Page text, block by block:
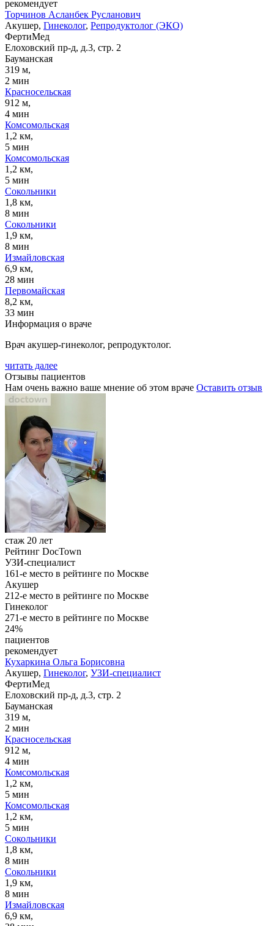
рекомендует
Торчинов Асланбек Русланович
Акушер, Гинеколог, Репродуктолог (ЭКО)
ФертиМед
Елоховский пр-д, д.3, стр. 2
Бауманская
319 м,
2 мин
Красносельская
912 м,
4 мин
Комсомольская
1,2 км,
5 мин
Комсомольская
1,2 км,
5 мин
Сокольники
1,8 км,
8 мин
Сокольники
1,9 км,
8 мин
Измайловская
6,9 км,
28 мин
Первомайская
8,2 км,
33 мин
Информация о враче
Врач акушер-гинеколог, репродуктолог.
читать далее
Отзывы пациентов
Нам очень важно ваше мнение об этом враче Оставить отзыв
стаж 20 лет
Рейтинг DocTown
УЗИ-специалист
161-е место в рейтинге по Москве
Акушер
212-е место в рейтинге по Москве
Гинеколог
271-е место в рейтинге по Москве
24%
пациентов
рекомендует
Кухаркина Ольга Борисовна
Акушер, Гинеколог, УЗИ-специалист
ФертиМед
Елоховский пр-д, д.3, стр. 2
Бауманская
319 м,
2 мин
Красносельская
912 м,
4 мин
Комсомольская
1,2 км,
5 мин
Комсомольская
1,2 км,
5 мин
Сокольники
1,8 км,
8 мин
Сокольники
1,9 км,
8 мин
Измайловская
6,9 км,